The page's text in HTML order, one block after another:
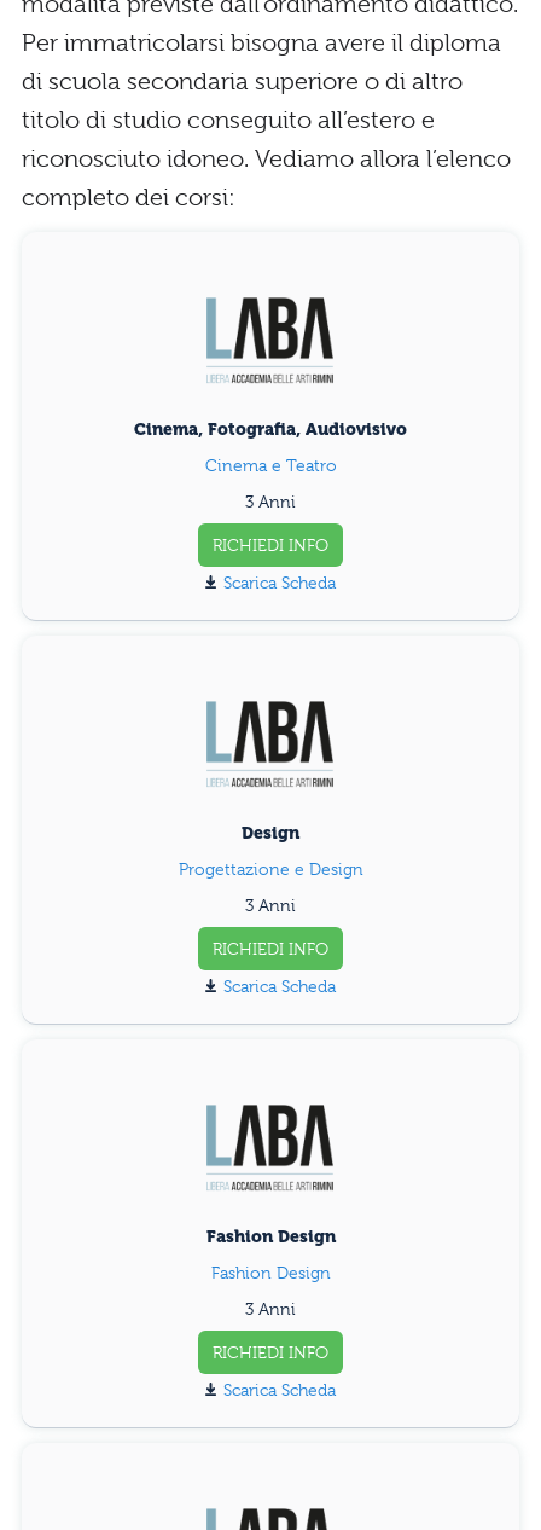
Per immatricolarsi bisogna avere il diploma
di scuola secondaria superiore o di altro
titolo di studio conseguito all’estero e
riconosciuto idoneo. Vediamo allora l’elenco
completo dei corsi:
Cinema, Fotografia, Audiovisivo
Cinema e Teatro
3 Anni
RICHIEDI INFO
Scarica Scheda
Design
Progettazione e Design
3 Anni
RICHIEDI INFO
Scarica Scheda
Fashion Design
Fashion Design
3 Anni
RICHIEDI INFO
Scarica Scheda